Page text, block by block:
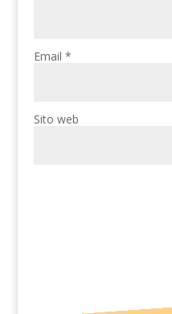
Email*
Sito web